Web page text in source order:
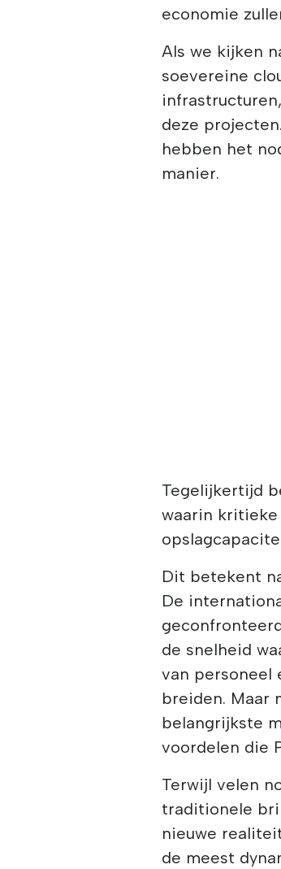
economie
Als we kijken
soevereine
deze
hebben het
manier.
Tegelijkertijd
waarin
Dit betekent
De
de snelheid
van
breiden. Maar
belangrijkste
voordelen die
Terwijl velen
traditionele
nieuwe
de meest